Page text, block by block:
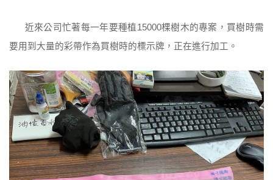
近來公司忙著每一年要種植15000棵樹木的專案，買樹時需
要用到大量的彩帶作為買樹時的標示牌，正在進行加工 。